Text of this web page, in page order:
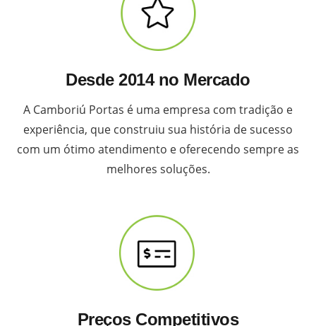
Desde 2014 no Mercado
A Camboriú Portas é uma empresa com tradição e
experiência, que construiu sua história de sucesso
com um ótimo atendimento e oferecendo sempre as
melhores soluções.
Preços Competitivos